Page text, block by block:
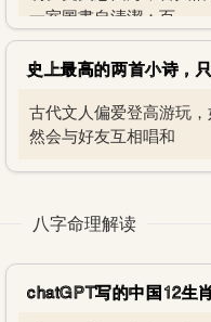
一室圖書自清潔；百
史上最高的两首小诗，
古代文人偏爱登高游玩
然会与好友互相唱和
八字命理解读
chatGPT写的中国12生